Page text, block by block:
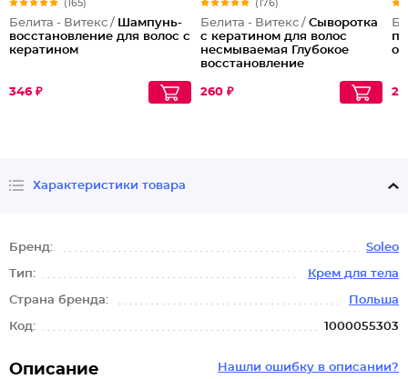
(165)
Белита - Витекс / Шампунь-
восстановление для волос с
кератином
346 ₽
(176)
Белита - Витекс / Сыворотка
с кератином для волос
несмываемая Глубокое
восстановление
260 ₽
Характеристики товара
Бренд: Soleo
Тип: Крем для тела
Страна бренда: Польша
Код: 1000055303
Нашли ошибку в описании?
Описание